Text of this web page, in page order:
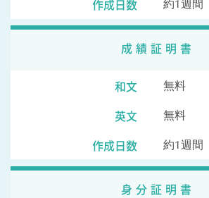
作成日数 約1週間
成績証明書
和文 無料
英文 無料
作成日数 約1週間
身分証明書